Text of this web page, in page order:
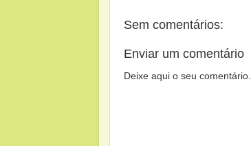
Sem comentários:
Enviar um comentário
Deixe aqui o seu comentário.